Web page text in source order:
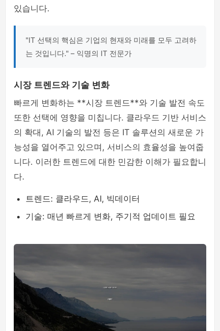
있습니다.
"IT 선택의 핵심은 기업의 현재와 미래를 모두 고려하
는 것입니다." – 익명의 IT 전문가
시장 트렌드와 기술 변화
빠르게 변화하는 **시장 트렌드**와 기술 발전 속도
또한 선택에 영향을 미칩니다. 클라우드 기반 서비스
의 확대, AI 기술의 발전 등은 IT 솔루션의 새로운 가
능성을 열어주고 있으며, 서비스의 효율성을 높여줍
니다. 이러한 트렌드에 대한 민감한 이해가 필요합니
다.
트렌드: 클라우드, AI, 빅데이터
기술: 매년 빠르게 변화, 주기적 업데이트 필요